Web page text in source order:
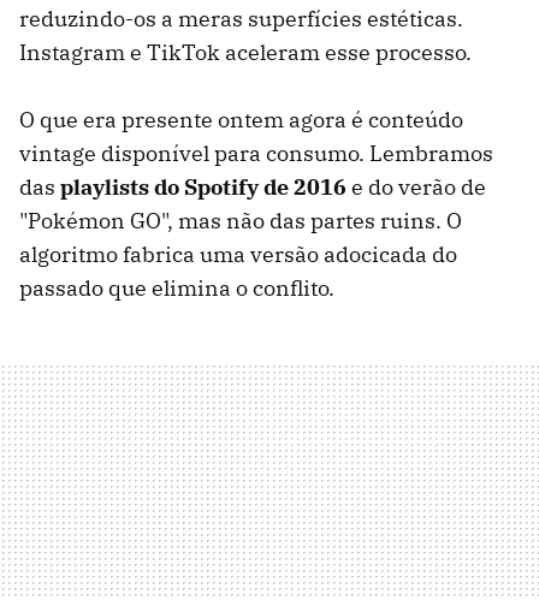
reduzindo-os a meras superfícies estéticas.
Instagram e TikTok aceleram esse processo.
O que era presente ontem agora é conteúdo
vintage disponível para consumo. Lembramos
das playlists do Spotify de 2016 e do verão de
"Pokémon GO", mas não das partes ruins. O
algoritmo fabrica uma versão adocicada do
passado que elimina o conflito.